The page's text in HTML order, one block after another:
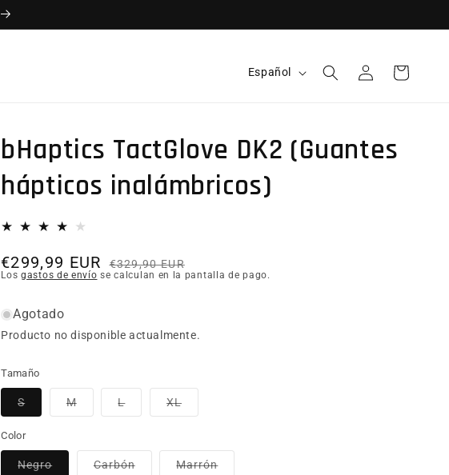
Idioma
Español Iniciar sesiónCarrito
bHaptics TactGlove DK2 (Guantes
hápticos inalámbricos)
€329,90 EUR
€299,99 EUR
Los gastos de envío se calculan en la pantalla de pago.
Agotado
Producto no disponible actualmente.
Tamaño
SVariante agotada o no disponible
MVariante agotada o no disponible
LVariante agotada o no disponible
XLVariante agotada o no disponible
Color
NegroVariante agotada o no disponible
CarbónVariante agotada o no disponible
MarrónVariante agotada o no disponible